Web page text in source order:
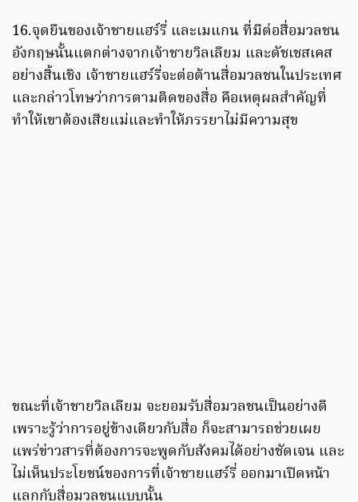
16.จุดยืนของเจ้าชายแฮร์รี่ และเมแกน ที่มีต่อสื่อมวลชน
อังกฤษนั้นแตกต่างจากเจ้าชายวิลเลียม และดัชเชสเคส
อย่างสิ้นเชิง เจ้าชายแฮร์รี่จะต่อต้านสื่อมวลชนในประเทศ
และกล่าวโทษว่าการตามติดของสื่อ คือเหตุผลสำคัญที่
ทำให้เขาต้องเสียแม่และทำให้ภรรยาไม่มีความสุข
ขณะที่เจ้าชายวิลเลียม จะยอมรับสื่อมวลชนเป็นอย่างดี
เพราะรู้ว่าการอยู่ข้างเดียวกับสื่อ ก็จะสามารถช่วยเผย
แพร่ข่าวสารที่ต้องการจะพูดกับสังคมได้อย่างชัดเจน และ
ไม่เห็นประโยชน์ของการที่เจ้าชายแฮร์รี่ ออกมาเปิดหน้า
แลกกับสื่อมวลชนแบบนั้น